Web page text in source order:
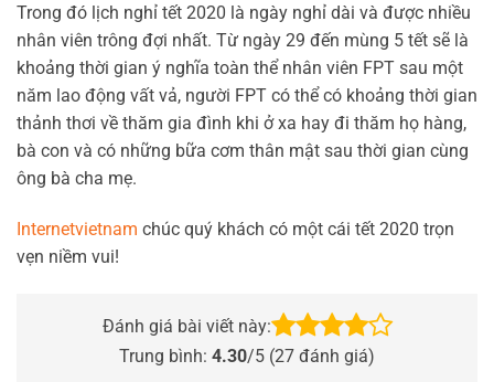
Trong đó lịch nghỉ tết 2020 là ngày nghỉ dài và được nhiều
nhân viên trông đợi nhất. Từ ngày 29 đến mùng 5 tết sẽ là
khoảng thời gian ý nghĩa toàn thể nhân viên FPT sau một
năm lao động vất vả, người FPT có thể có khoảng thời gian
thảnh thơi về thăm gia đình khi ở xa hay đi thăm họ hàng,
bà con và có những bữa cơm thân mật sau thời gian cùng
ông bà cha mẹ.
Internetvietnam chúc quý khách có một cái tết 2020 trọn
vẹn niềm vui!
Đánh giá bài viết này:
Trung bình: 4.30/5 (27 đánh giá)